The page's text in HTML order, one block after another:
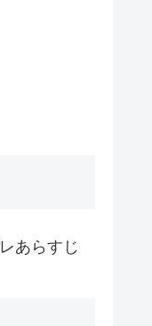
あらすじ